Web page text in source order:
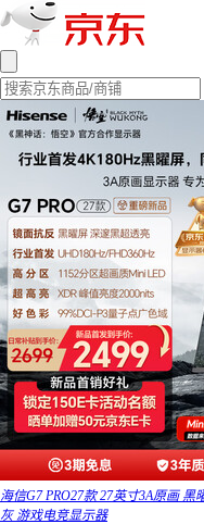
海信G7 PRO27款 27英寸3A原画 黑
灰 游戏电竞显示器